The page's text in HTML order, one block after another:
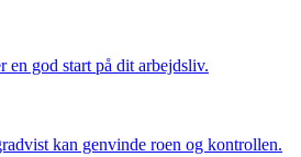
god start på dit arbejdsliv.
kan genvinde roen og kontrollen.